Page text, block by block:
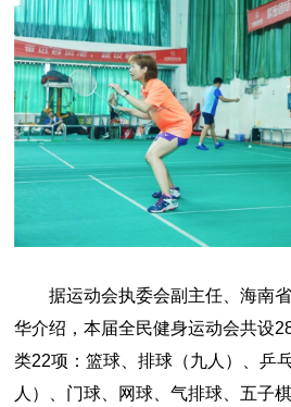
据运动会执委会副主任、海南省
华介绍，本届全民健身运动会共设
类22项：篮球、排球（九人）、乒
人）、门球、网球、气排球、五子